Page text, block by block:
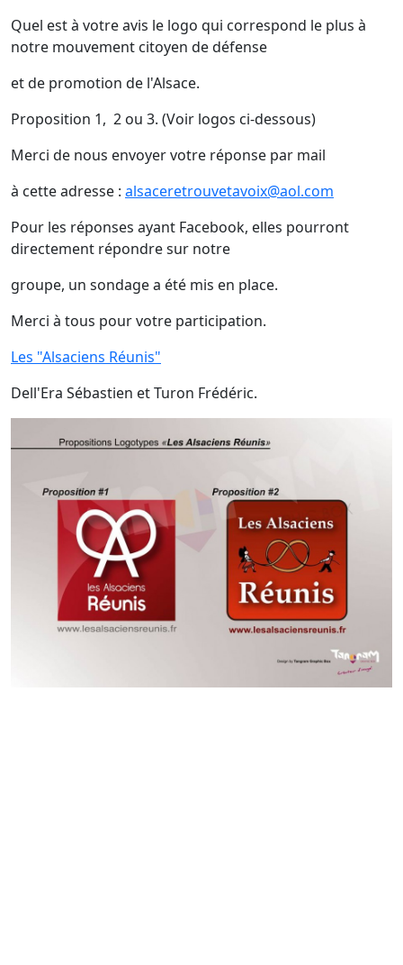
Quel est à votre avis le logo qui correspond le plus à
notre mouvement citoyen de défense
et de promotion de l'Alsace.
Proposition 1, 2 ou 3. (Voir logos ci-dessous)
Merci de nous envoyer votre réponse par mail
à cette adresse : alsaceretrouvetavoix@aol.com
Pour les réponses ayant Facebook, elles pourront
directement répondre sur notre
groupe, un sondage a été mis en place.
Merci à tous pour votre participation.
Les "Alsaciens Réunis"
Dell'Era Sébastien et Turon Frédéric.